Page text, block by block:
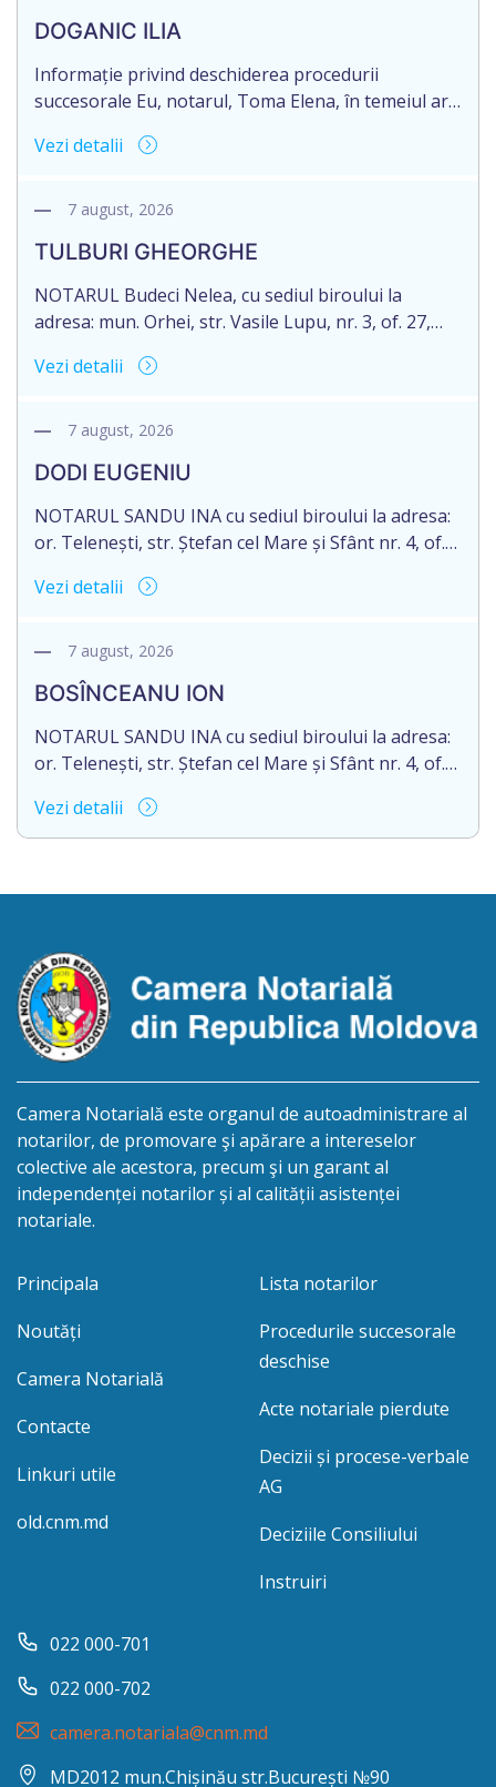
Eliberarea certificatului de moștenitor este […]
DOGANIC ILIA
Informație privind deschiderea procedurii
succesorale Eu, notarul, Toma Elena, în temeiul art.
notific Moștenitorii/ persoană care are un interes
notariale în urma decesului cet. DOGANIC ILIA,
2007040006216. Eliberarea certificatului de
moștenitor este planificată în prealabil pentru […]
Vezi detalii
7 august, 2026
TULBURI GHEORGHE
NOTARUL Budeci Nelea, cu sediul biroului la
adresa: mun. Orhei, str. Vasile Lupu, nr. 3, of. 27,
în urma decesului cet. TULBURI GHEORGHE,
decedat/ă la 16 mai 2026. Eliberarea certificatului de
de 16.05.2027 termenul de opțiune pentru
acceptarea […]
Vezi detalii
7 august, 2026
DODI EUGENIU
NOTARUL SANDU INA cu sediul biroului la adresa:
or. Telenești, str. Ștefan cel Mare și Sfânt nr. 4, of.
succesorale în urma decesului cet. DODI EUGENIU,
2003035009604, decedat/ă la data de 12.01.2026
/doisprezece ianuarie anul două mii douăzeci și
șase/. Eliberarea certificatului de moștenitor este
[…]
Vezi detalii
7 august, 2026
BOSÎNCEANU ION
NOTARUL SANDU INA cu sediul biroului la adresa:
or. Telenești, str. Ștefan cel Mare și Sfânt nr. 4, of.
succesorale în urma decesului cet. BOSÎNCEANU
ION, născut/ă la 21.07.1980, cod personal
/cincisprezece mai anul două mii douăzeci și unu/.
Vezi detalii
Camera Notarială este organul de autoadministrare al
notarilor, de promovare şi apărare a intereselor
colective ale acestora, precum şi un garant al
independenței notarilor și al calității asistenței
notariale.
Principala
Noutăți
Camera Notarială
Contacte
Linkuri utile
old.cnm.md
Lista notarilor
Procedurile succesorale
deschise
Acte notariale pierdute
Decizii și procese-verbale
AG
Deciziile Consiliului
Instruiri
022 000-701
022 000-702
camera.notariala@cnm.md
MD2012 mun.Chișinău str.București №90